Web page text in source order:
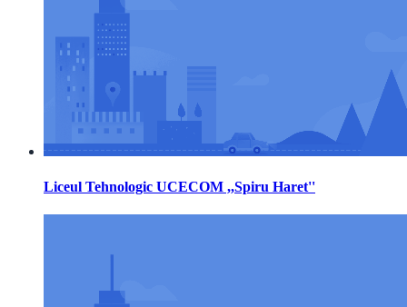
Liceul Tehnologic UCECOM ,,Spiru Haret''